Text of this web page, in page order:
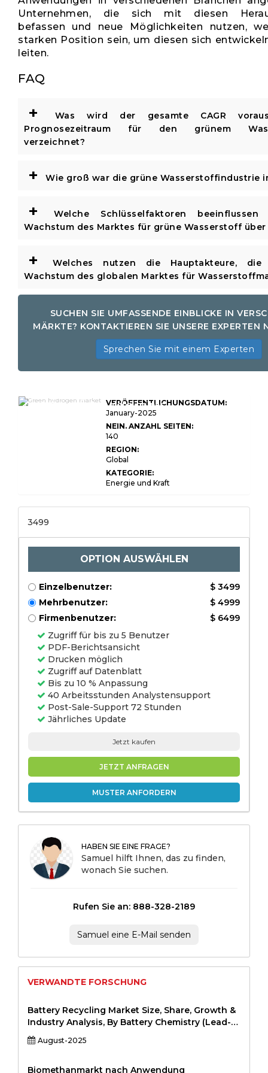
Unternehmen, die sich mit diesen
befassen und neue Möglichkeiten nutzen,
starken Position sein, um diesen sich
leiten.
FAQ
+
Was wird der gesamte CAGR
Prognosezeitraum für den grünem
verzeichnet?
+ Wie groß war die grüne Wasserstoffindustrie
+
Welche Schlüsselfaktoren
Wachstum des Marktes für grüne Wasserstoff über
+
Welches nutzen die Hauptakteure, die
Wachstum des globalen Marktes für
SUCHEN SIE UMFASSENDE EINBLICKE IN
MÄRKTE? KONTAKTIEREN SIE UNSERE EXPERTEN
Sprechen Sie mit einem Experten
Globale Marktgröße, Anteil, Wachstums-
und Industrieanalyse global grünes
Wasserstoff nach Produktionsmethode
Protonenaustauschmembranelektrolyse,
Festoxidelektrolyse), nach Anwendung
(Transport, industrielle Prozesse,
Stromerzeugung, Energiespeicherung),
nach Endbenutzer (Industrie,
Gewerbebuch, Wohnsitz) und regionaler
Analyse, 2024-20311111111111
VERÖFFENTLICHUNGSDATUM:
January-2025
NEIN. ANZAHL SEITEN:
140
REGION:
Global
KATEGORIE:
Energie und Kraft
3499
OPTION AUSWÄHLEN
Einzelbenutzer:
$ 3499
Mehrbenutzer:
$ 4999
Firmenbenutzer:
$ 6499
Zugriff für bis zu 5 Benutzer
PDF-Berichtsansicht
Drucken möglich
Zugriff auf Datenblatt
Bis zu 10 % Anpassung
40 Arbeitsstunden Analystensupport
Post-Sale-Support 72 Stunden
Jährliches Update
Jetzt kaufen
JETZT ANFRAGEN
MUSTER ANFORDERN
HABEN SIE EINE FRAGE?
Samuel hilft Ihnen, das zu finden,
wonach Sie suchen.
Rufen Sie an: 888-328-2189
Samuel eine E-Mail senden
VERWANDTE FORSCHUNG
Battery Recycling Market Size, Share, Growth &
Industry Analysis, By Battery Chemistry (Lead-
Acid, Lithium-Ion, Nickel-Cadmium, Nickel-Metal
Hydride, Others) By Source
Energy Storage) By Process
August-2025
Biomethanmarkt nach Anwendung